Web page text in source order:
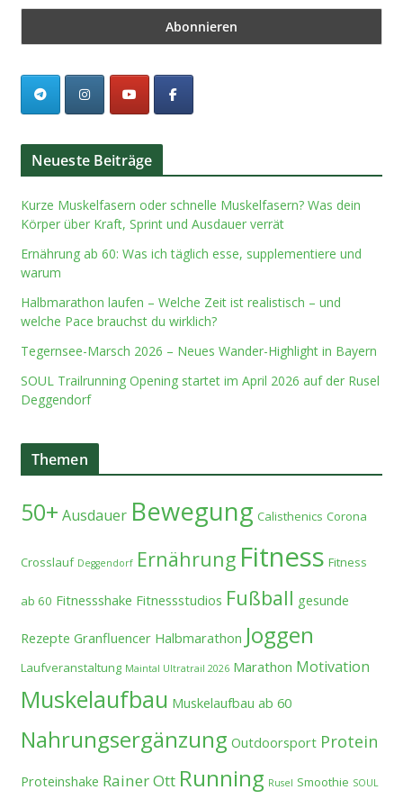
Neueste Beiträge
Kurze Muskelfasern oder schnelle Muskelfasern? Was dein
Körper über Kraft, Sprint und Ausdauer verrät
Ernährung ab 60: Was ich täglich esse, supplementiere und
warum
Halbmarathon laufen – Welche Zeit ist realistisch – und
welche Pace brauchst du wirklich?
Tegernsee-Marsch 2026 – Neues Wander-Highlight in Bayern
SOUL Trailrunning Opening startet im April 2026 auf der Rusel
Deggendorf
Themen
50+ Ausdauer Bewegung Calisthenics Corona
Crosslauf Deggendorf Ernährung Fitness Fitness
ab 60 Fitnessshake Fitnessstudios Fußball gesunde
Rezepte Granfluencer Halbmarathon Joggen
Laufveranstaltung Maintal Ultratrail 2026 Marathon Motivation
Muskelaufbau Muskelaufbau ab 60
Nahrungsergänzung Outdoorsport Protein
Proteinshake Rainer Ott Running Rusel Smoothie SOUL